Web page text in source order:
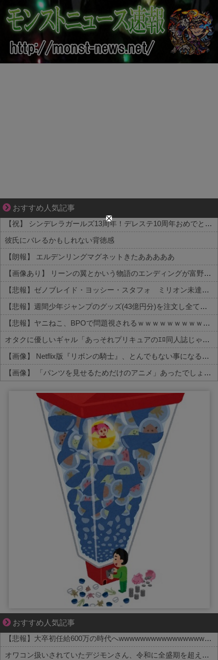
おすすめ人気記事
三十路女子×後輩男子、近づく心とすれ違い
【祝】 シンデレラガールズ13周年！デレステ10周年おめでとう！ガチャ更新SSR八神マキノ・イベントSRイヴ、SR望月聖！
彼氏にバレるかもしれない背徳感
【朗報】 エルデンリングマグネットきたあああああ
【画像あり】 リーンの翼とかいう物語のエンディングが富野作品の中でも屈指の美しさを誇る作品
【悲報】ゼノブレイド・ヨッシー・スタフォ ミリオン未達・・・
【悲報】週間少年ジャンプのグッズ(43億円分)を注文し全てキャンセルした女逮捕ｗｗｗｗｗｗｗｗ
【悲報】ヤニねこ、BPOで問題視されるｗｗｗｗｗｗｗｗｗｗｗｗｗ
オタクに優しいギャル「あっそれプリキュアのｴﾛ同人誌じゃんww♡」
【画像】 Netflix版『リボンの騎士』、とんでもない事になるｗｗｗｗｗ
【画像】 「パンツを見せるためだけのアニメ」あったでしょｗｗｗｗｗ
Powered by livedoor 相互RSS
おすすめ人気記事
それは純愛か、それともストーカー疑惑か
【悲報】大卒初任給600万の時代へwwwwwwwwwwwwwwwwwww
オワコン扱いされていたデジモンさん、令和に全盛期を超える利益を生み出していた